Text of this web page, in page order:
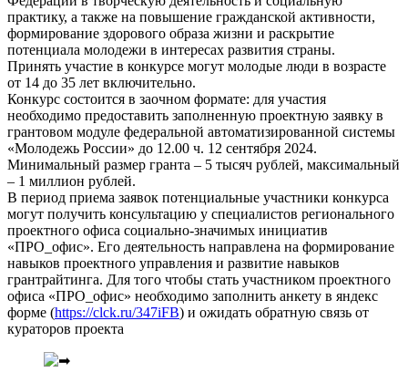
практику, а также на повышение гражданской активности,
формирование здорового образа жизни и раскрытие
потенциала молодежи в интересах развития страны.
Принять участие в конкурсе могут молодые люди в возрасте
от 14 до 35 лет включительно.
Конкурс состоится в заочном формате: для участия
необходимо предоставить заполненную проектную заявку в
грантовом модуле федеральной автоматизированной системы
«Молодежь России» до 12.00 ч. 12 сентября 2024.
Минимальный размер гранта – 5 тысяч рублей, максимальный
– 1 миллион рублей.
В период приема заявок потенциальные участники конкурса
могут получить консультацию у специалистов регионального
проектного офиса социально-значимых инициатив
«ПРО_офис». Его деятельность направлена на формирование
навыков проектного управления и развитие навыков
грантрайтинга. Для того чтобы стать участником проектного
офиса «ПРО_офис» необходимо заполнить анкету в яндекс
форме (https://clck.ru/347iFB) и ожидать обратную связь от
кураторов проекта